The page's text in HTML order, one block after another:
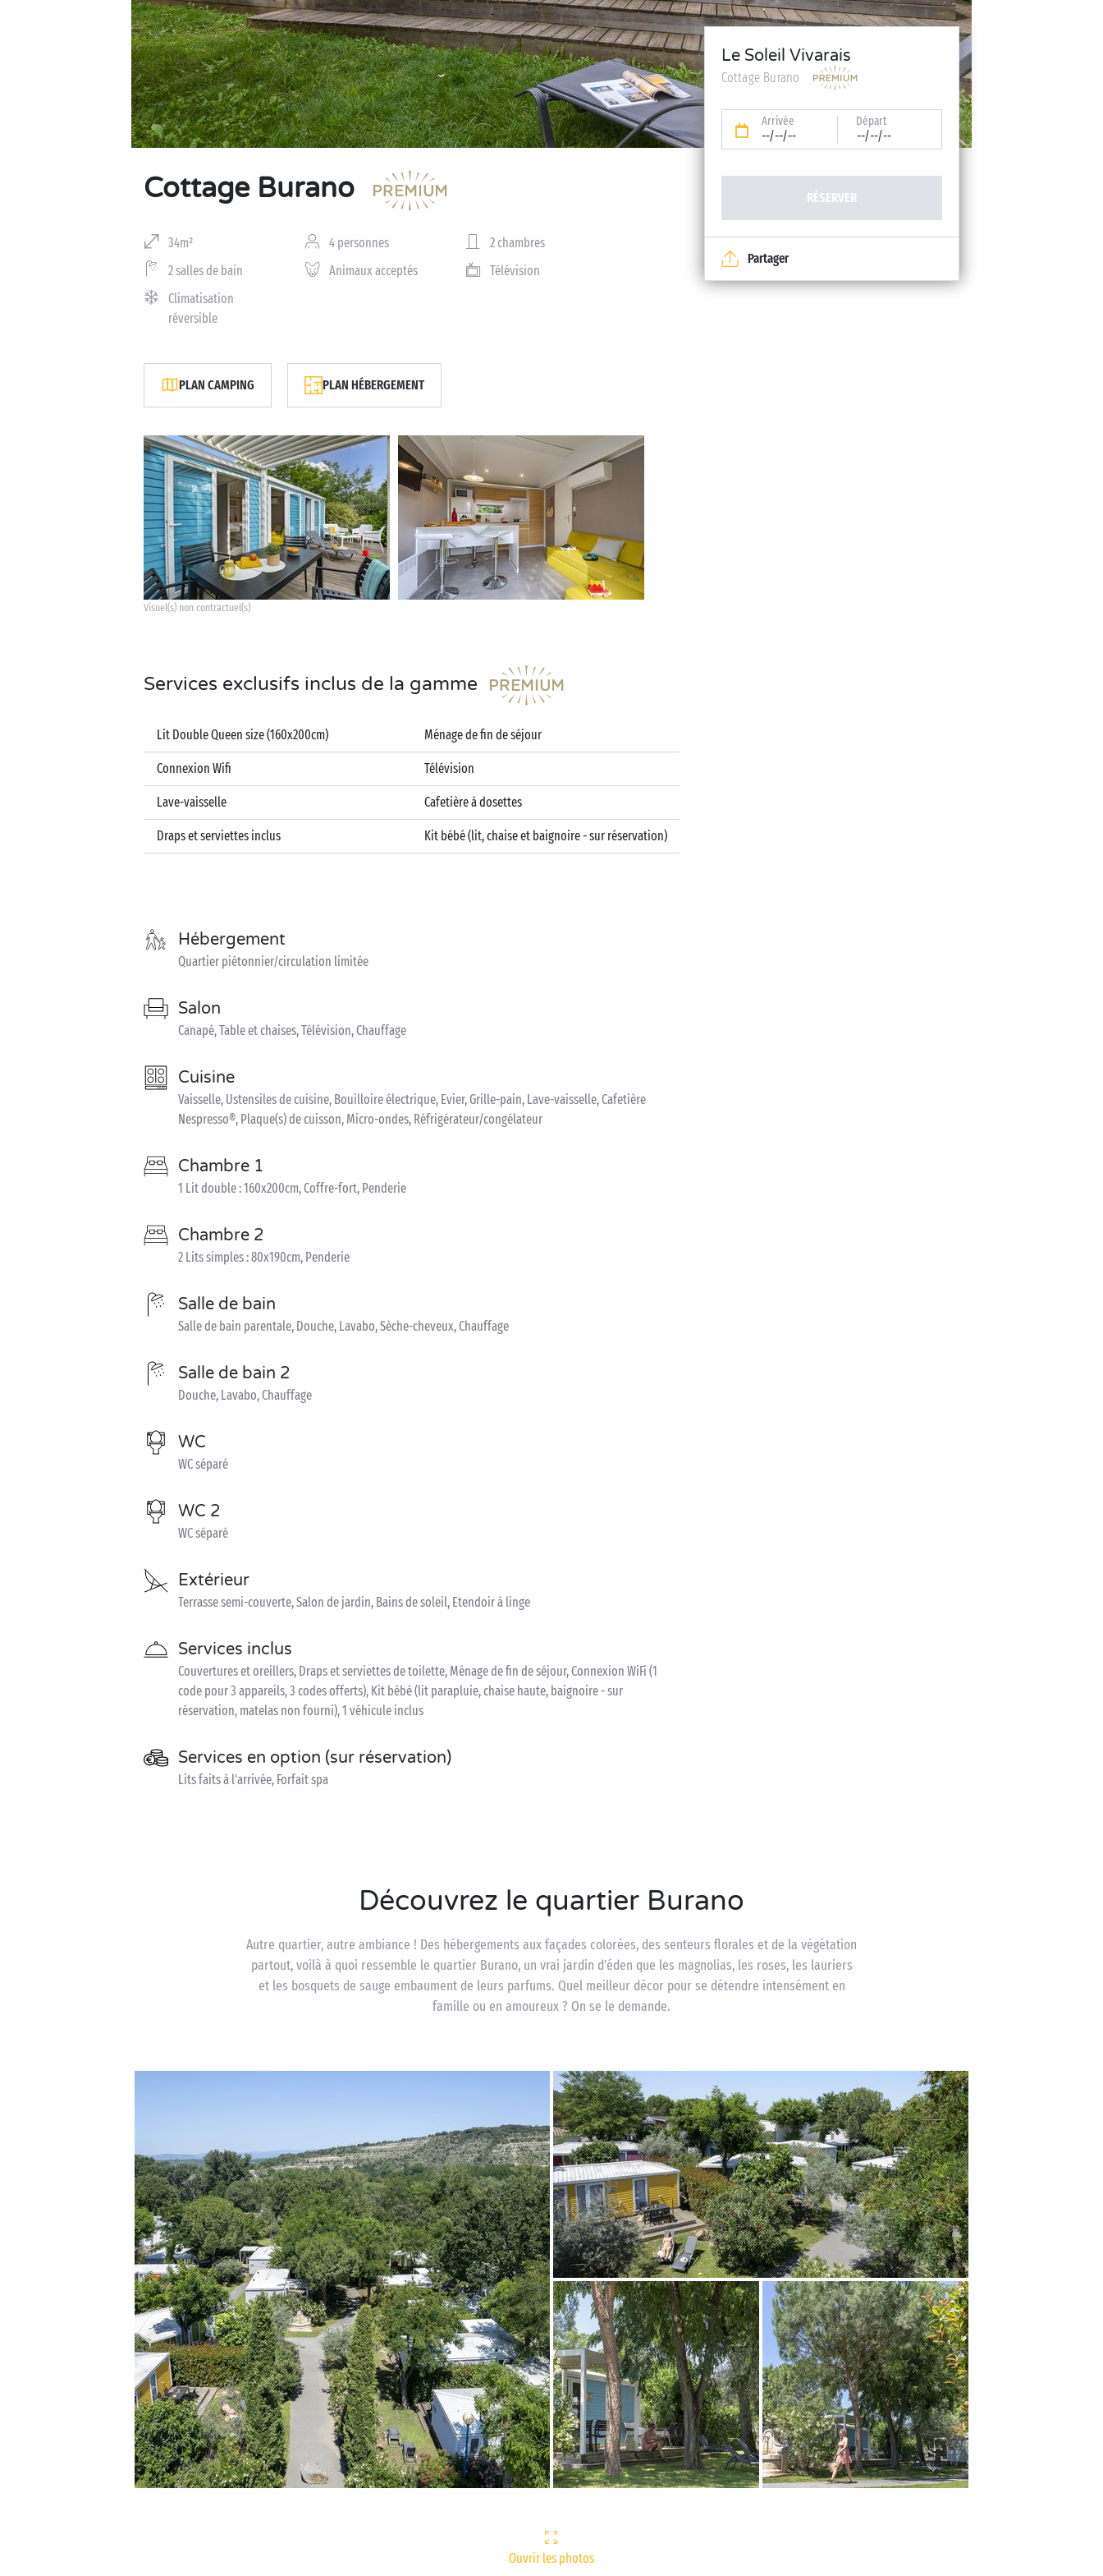
Cottage Burano
34m² 4 personnes
2 chambres
2 salles de bain
Animaux acceptés
Télévision
Climatisation
réversible
PLAN CAMPING PLAN HÉBERGEMENT
Visuel(s) non contractuel(s)
Services exclusifs inclus de la gamme
Lit Double Queen size (160x200cm)
Connexion Wifi
Lave-vaisselle
Draps et serviettes inclus
Ménage de fin de séjour
Télévision
Cafetière à dosettes
Kit bébé (lit, chaise et baignoire - sur réservation)
Hébergement
Quartier piétonnier/circulation limitée
Salon
Canapé, Table et chaises, Télévision, Chauffage
Cuisine
Vaisselle, Ustensiles de cuisine, Bouilloire électrique, Evier, Grille-pain, Lave-vaisselle, Cafetière
Nespresso®, Plaque(s) de cuisson, Micro-ondes, Réfrigérateur/congélateur
Chambre 1
1 Lit double : 160x200cm, Coffre-fort, Penderie
Chambre 2
2 Lits simples : 80x190cm, Penderie
Salle de bain
Salle de bain parentale, Douche, Lavabo, Sèche-cheveux, Chauffage
Salle de bain 2
Douche, Lavabo, Chauffage
WC
WC séparé
WC 2
WC séparé
Extérieur
Terrasse semi-couverte, Salon de jardin, Bains de soleil, Etendoir à linge
Services inclus
Couvertures et oreillers, Draps et serviettes de toilette, Ménage de fin de séjour, Connexion WiFi (1
code pour 3 appareils, 3 codes offerts), Kit bébé (lit parapluie, chaise haute, baignoire - sur
réservation, matelas non fourni), 1 véhicule inclus
Services en option (sur réservation)
Lits faits à l'arrivée, Forfait spa
Le Soleil Vivarais
Cottage Burano
Arrivée
--/--/--
Départ
--/--/--
RÉSERVER
Partager
Découvrez le quartier Burano
Autre quartier, autre ambiance ! Des hébergements aux façades colorées, des senteurs florales et de la végétation
partout, voilà à quoi ressemble le quartier Burano, un vrai jardin d’éden que les magnolias, les roses, les lauriers
et les bosquets de sauge embaument de leurs parfums. Quel meilleur décor pour se détendre intensément en
famille ou en amoureux ? On se le demande.
Ouvrir les photos
Business Village by Sandaya